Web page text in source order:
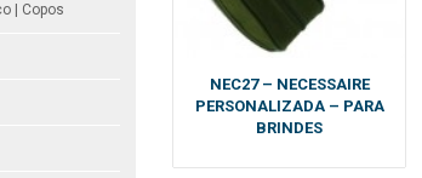
| Copos
NEC27 – NECESSAIRE
PERSONALIZADA – PARA
BRINDES